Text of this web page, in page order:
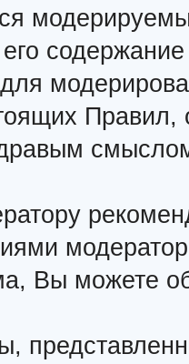
Правил,
Вы можете